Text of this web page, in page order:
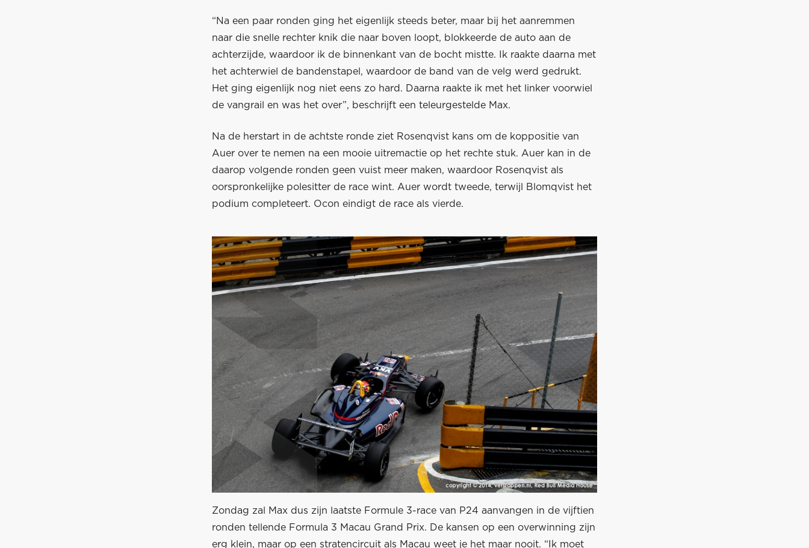
“Na een paar ronden ging het eigenlijk steeds beter, maar bij het aanremmen
naar die snelle rechter knik die naar boven loopt, blokkeerde de auto aan de
achterzijde, waardoor ik de binnenkant van de bocht mistte. Ik raakte daarna met
het achterwiel de bandenstapel, waardoor de band van de velg werd gedrukt.
Het ging eigenlijk nog niet eens zo hard. Daarna raakte ik met het linker voorwiel
de vangrail en was het over”, beschrijft een teleurgestelde Max.
Na de herstart in de achtste ronde ziet Rosenqvist kans om de koppositie van
Auer over te nemen na een mooie uitremactie op het rechte stuk. Auer kan in de
daarop volgende ronden geen vuist meer maken, waardoor Rosenqvist als
oorspronkelijke polesitter de race wint. Auer wordt tweede, terwijl Blomqvist het
podium completeert. Ocon eindigt de race als vierde.
Zondag zal Max dus zijn laatste Formule 3-race van P24 aanvangen in de vijftien
ronden tellende Formula 3 Macau Grand Prix. De kansen op een overwinning zijn
erg klein, maar op een stratencircuit als Macau weet je het maar nooit. “Ik moet